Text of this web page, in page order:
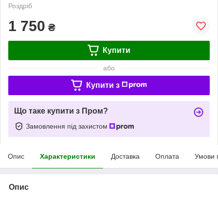
Роздріб
1 750 ₴
Купити
або
Купити з
Що таке купити з Пром?
Замовлення під захистом
Опис Характеристики Доставка Оплата Умови
Опис